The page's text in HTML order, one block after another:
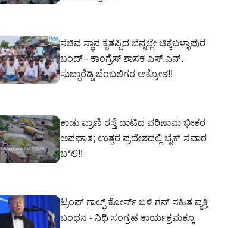
ಸಚಿವ ಸ್ಥಾನ ಕೈತಪ್ಪಿದ ಬೆನ್ನಲ್ಲೇ ಚಿಕ್ಕಬಳ್ಳಾಪುರ
ಬಂದ್ - ಕಾಂಗ್ರೆಸ್ ಶಾಸಕ ಎಸ್‌.ಎನ್‌.
ಸುಬ್ಬಾರೆಡ್ಡಿ ಬೆಂಬಲಿಗರ ಆಕ್ರೋಶ!!
ಕಾಡು ಪ್ರಾಣಿ ರಸ್ತೆ ದಾಟಿದ ಪರಿಣಾಮ ಭೀಕರ
ಅಪಘಾತ; ಉತ್ತರ ಪ್ರದೇಶದಲ್ಲಿ ಬೈಕ್ ಸವಾರ
ಬ*ಲಿ!!
ಟ್ರಂಪ್ ಗಾಲ್ಫ್ ಕೋರ್ಸ್ ಬಳಿ ಗನ್‌ ಸಹಿತ ವ್ಯಕ್ತಿ
ಬಂಧನ - ನಿಧಿ ಸಂಗ್ರಹ ಕಾರ್ಯಕ್ರಮಕ್ಕೂ